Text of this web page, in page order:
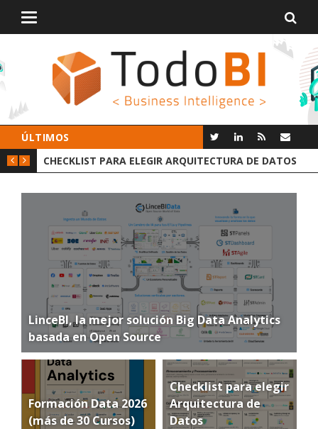
Alternar
ÚLTIMOS
ARQUITECTURA DE DATOS
GROOT AI LINCEBI: LA NUEVA
LinceBI, la mejor solución Big Data Analytics
basada en Open Source
Formación Data 2026
(más de 30 Cursos)
Checklist para elegir
Arquitectura de
Datos